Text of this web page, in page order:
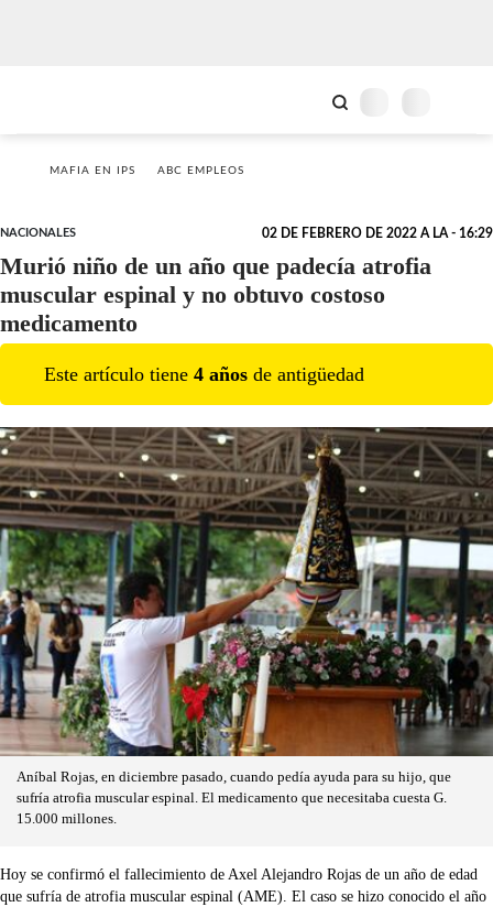
MAFIA EN IPS ABC EMPLEOS
NACIONALES 02 DE FEBRERO DE 2022 A LA - 16:29
Murió niño de un año que padecía atrofia
muscular espinal y no obtuvo costoso
medicamento
Este artículo tiene 4 años de antigüedad
Aníbal Rojas, en diciembre pasado, cuando pedía ayuda para su hijo, que
sufría atrofia muscular espinal. El medicamento que necesitaba cuesta G.
15.000 millones.
Hoy se confirmó el fallecimiento de Axel Alejandro Rojas de un año de edad
que sufría de atrofia muscular espinal (AME). El caso se hizo conocido el año